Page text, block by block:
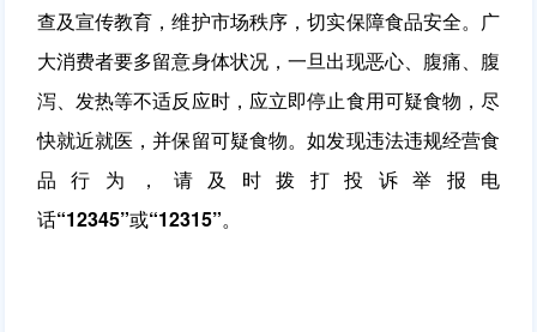
查及宣传教育，维护市场秩序，切实保障食品安全。广
大消费者要多留意身体状况，一旦出现恶心、腹痛、腹
泻、发热等不适反应时，应立即停止食用可疑食物，尽
快就近就医，并保留可疑食物。如发现违法违规经营食
品行为，请及时拨打投诉举报电
话“12345”或“12315”。